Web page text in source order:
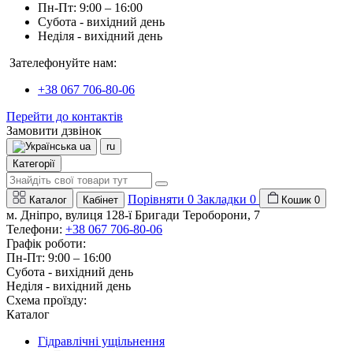
Пн-Пт: 9:00 – 16:00
Субота - вихідний день
Неділя - вихідний день
Зателефонуйте нам:
+38 067 706-80-06
Перейти до контактів
Замовити дзвінок
ua
ru
Категорії
Каталог Кабінет Порівняти 0 Закладки 0 Кошик 0
м. Дніпро, вулиця 128-ї Бригади Тероборони, 7
Телефони: +38 067 706-80-06
Графік роботи:
Пн-Пт: 9:00 – 16:00
Субота - вихідний день
Неділя - вихідний день
Схема проїзду:
Каталог
Гідравлічні ущільнення